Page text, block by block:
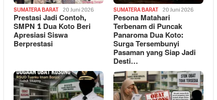
SUMATERA BARAT 20 Juni 2026
Prestasi Jadi Contoh,
SMPN 1 Dua Koto Beri
Apresiasi Siswa
Berprestasi
SUMATERA BARAT 20 Juni 2026
Pesona Matahari
Terbenam di Puncak
Panaroma Dua Koto:
Surga Tersembunyi
Pasaman yang Siap Jadi
Desti…